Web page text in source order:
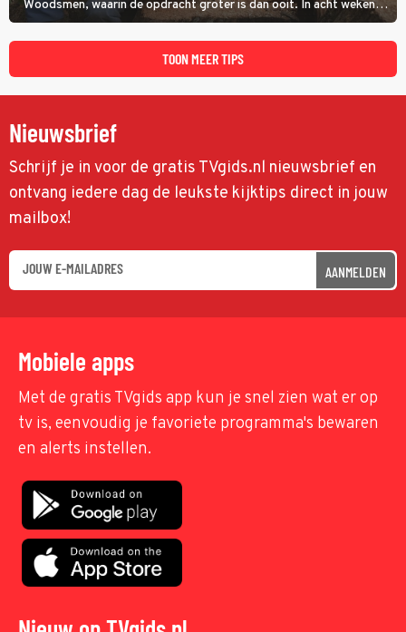
Woodsmen, waarin de opdracht groter is dan ooit. In acht weken
tijd probeert hij een miljoen dollar bij elkaar te vergaren om de
toekomst van het houthakkersbedrijf te verzekeren.
TOON MEER TIPS
Nieuwsbrief
Schrijf je in voor de gratis TVgids.nl nieuwsbrief en
ontvang iedere dag de leukste kijktips direct in jouw
mailbox!
AANMELDEN
Mobiele apps
Met de gratis TVgids app kun je snel zien wat er op
tv is, eenvoudig je favoriete programma's bewaren
en alerts instellen.